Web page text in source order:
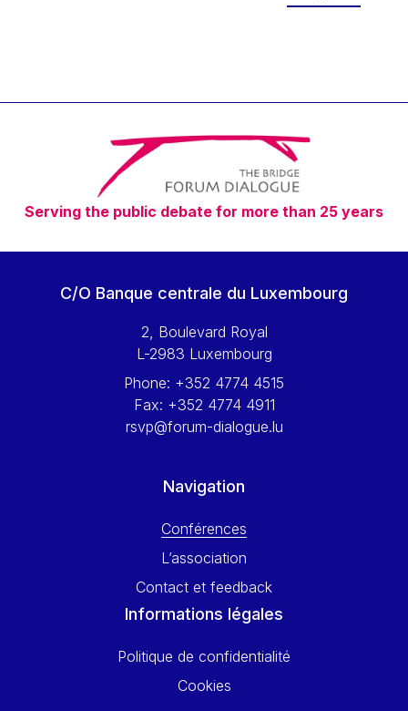
Timothy Radcliffe
Vaclav Klaus
Vassilios Skouris
Vítor Manuel da Silva Caldeira
Viviane Reding
Walter Hagg
Wolfgang Ketterle
Yossi Beillin
Yves FRANCHET
Serving the public debate for more than 25 years
C/O Banque centrale du Luxembourg
2, Boulevard Royal
L-2983 Luxembourg
Phone: +352 4774 4515
Fax: +352 4774 4911
rsvp@forum-dialogue.lu
Navigation
Conférences
L’association
Contact et feedback
Informations légales
Politique de confidentialité
Cookies